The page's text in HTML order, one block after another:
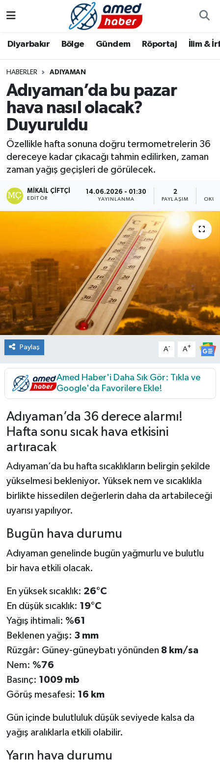
Diyarbakır Bölge Gündem Röportaj İlim &
HABERLER ADIYAMAN
Adıyaman’da bu pazar
hava nasıl olacak?
Duyuruldu
Özellikle hafta sonuna doğru termometrelerin 36
dereceye kadar çıkacağı tahmin edilirken, zaman
zaman yağış geçişleri de görülecek.
MIKAIL ÇIFTÇI
EDITÖR
14.06.2026 - 01:30
YAYINLANMA
2
PAYLAŞIM
Paylaş A- A+
Amed Haber'i Daha Sık Gör: Tıkla ve
Google'da Favorilere Ekle!
Adıyaman’da 36 derece alarmı!
Hafta sonu sıcak hava etkisini
artıracak
Adıyaman’da bu hafta sıcaklıkların belirgin şekilde
yükselmesi bekleniyor. Yüksek nem ve sıcaklıkla
birlikte hissedilen değerlerin daha da artabileceği
uyarısı yapılıyor.
Bugün hava durumu
Adıyaman genelinde bugün yağmurlu ve bulutlu
bir hava etkili olacak.
En yüksek sıcaklık: 26°C
En düşük sıcaklık: 19°C
Yağış ihtimali: %61
Beklenen yağış: 3 mm
Rüzgâr: Güney-güneybatı yönünden 8 km/sa
Nem: %76
Basınç: 1009 mb
Görüş mesafesi: 16 km
Gün içinde bulutluluk düşük seviyede kalsa da
yağış aralıklarla etkili olabilir.
Yarın hava durumu
Bölge
Röportaj
Foto Galeri
Aile
Asayiş
Bilim & Teknoloji
Dünya
Eğitim
Ekonomi
Güncel
Gündem
İlim & İrfan
Kültür & Sanat
Sağlık
Sağlık & Yaşam
Siyaset
Spor
Diyarbakır Hava Durumu
Diyarbakır Namaz Vakitleri
Diyarbakır Trafik Yoğunluk Haritası
Tüm Manşetler
Son Dakika Haberleri
Haber Arşivi